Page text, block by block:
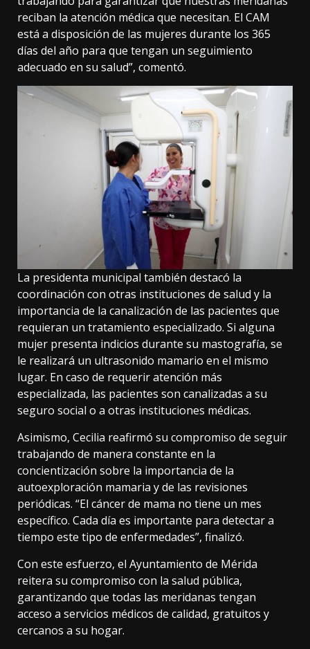
reciban la atención médica que necesitan. El CAM
está a disposición de las mujeres durante los 365
días del año para que tengan un seguimiento
adecuado en su salud”, comentó.
La presidenta municipal también destacó la
coordinación con otras instituciones de salud y la
importancia de la canalización de las pacientes que
requieran un tratamiento especializado. Si alguna
mujer presenta indicios durante su mastografía, se
le realizará un ultrasonido mamario en el mismo
lugar. En caso de requerir atención más
especializada, las pacientes son canalizadas a su
seguro social o a otras instituciones médicas.
Asimismo, Cecilia reafirmó su compromiso de seguir
trabajando de manera constante en la
concientización sobre la importancia de la
autoexploración mamaria y de las revisiones
periódicas. “El cáncer de mama no tiene un mes
específico. Cada día es importante para detectar a
tiempo este tipo de enfermedades”, finalizó.
Con este esfuerzo, el Ayuntamiento de Mérida
reitera su compromiso con la salud pública,
garantizando que todas las meridanas tengan
acceso a servicios médicos de calidad, gratuitos y
cercanos a su hogar.